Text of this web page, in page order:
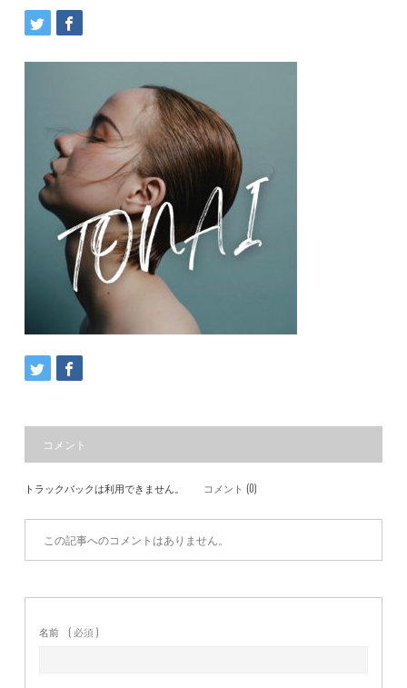
コメント
トラックバックは利用できません。 コメント (0)
この記事へのコメントはありません。
名前 ( 必須 )